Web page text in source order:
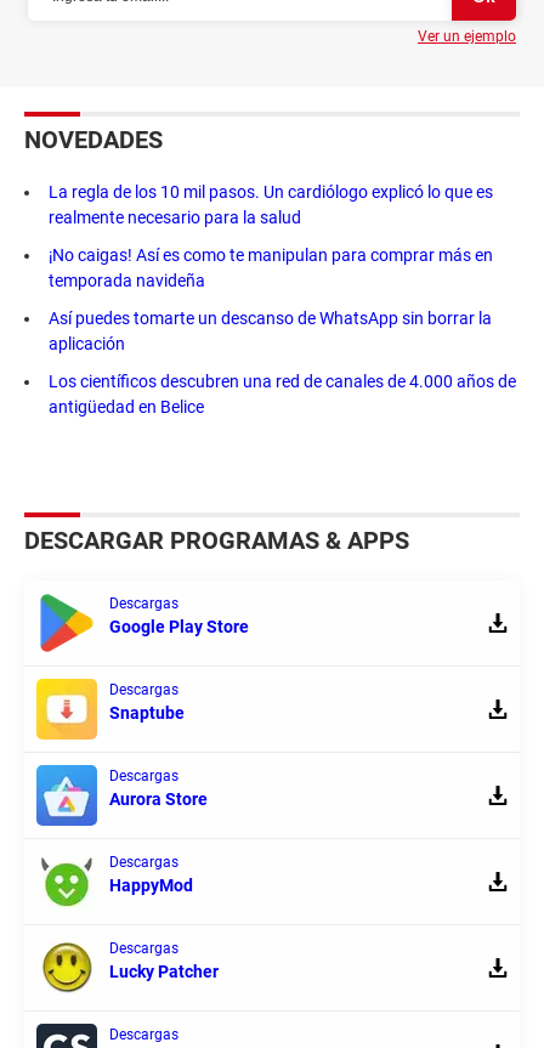
Ver un ejemplo
NOVEDADES
La regla de los 10 mil pasos. Un cardiólogo explicó lo que es
realmente necesario para la salud
¡No caigas! Así es como te manipulan para comprar más en
temporada navideña
Así puedes tomarte un descanso de WhatsApp sin borrar la
aplicación
Los científicos descubren una red de canales de 4.000 años de
antigüedad en Belice
DESCARGAR PROGRAMAS & APPS
Descargas
Google Play Store
Descargas
Snaptube
Descargas
Aurora Store
Descargas
HappyMod
Descargas
Lucky Patcher
Descargas